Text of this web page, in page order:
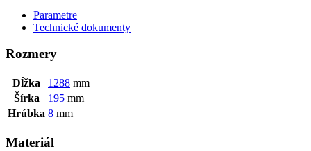
Parametre
Technické dokumenty
Rozmery
Dĺžka 1288 mm
Šírka
195 mm
Hrúbka 8 mm
Materiál